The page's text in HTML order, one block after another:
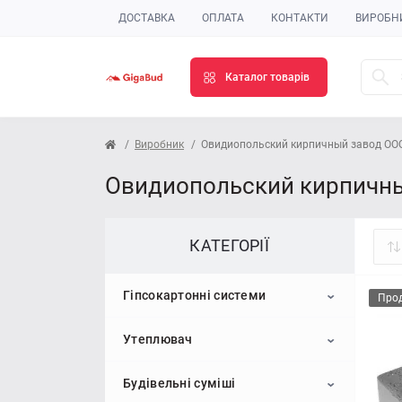
ДОСТАВКА ОПЛАТА КОНТАКТИ
Каталог товарів
Виробник Овидиопольский кирпичный завод
Овидиопольский
КАТЕГОРІЇ
Гіпсокартонні системи
Гіпсокартон
Стельовий гіпсокартон
Профіль для гіпсокартону
Утеплювач
Пінопласт
Будівельні суміші